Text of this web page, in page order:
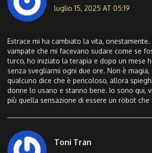
luglio 15, 2025 AT 05:19
Estrace mi ha cambiato la vita,
vampate che mi facevano sudare come se
turco, ho iniziato la terapia e dopo un mese
senza svegliarmi ogni due ore. Non è magia,
qualcuno dice che è pericoloso, allora
donne lo usano e stanno bene. Io sono qui,
più quella sensazione di essere un robot che
Toni Tran